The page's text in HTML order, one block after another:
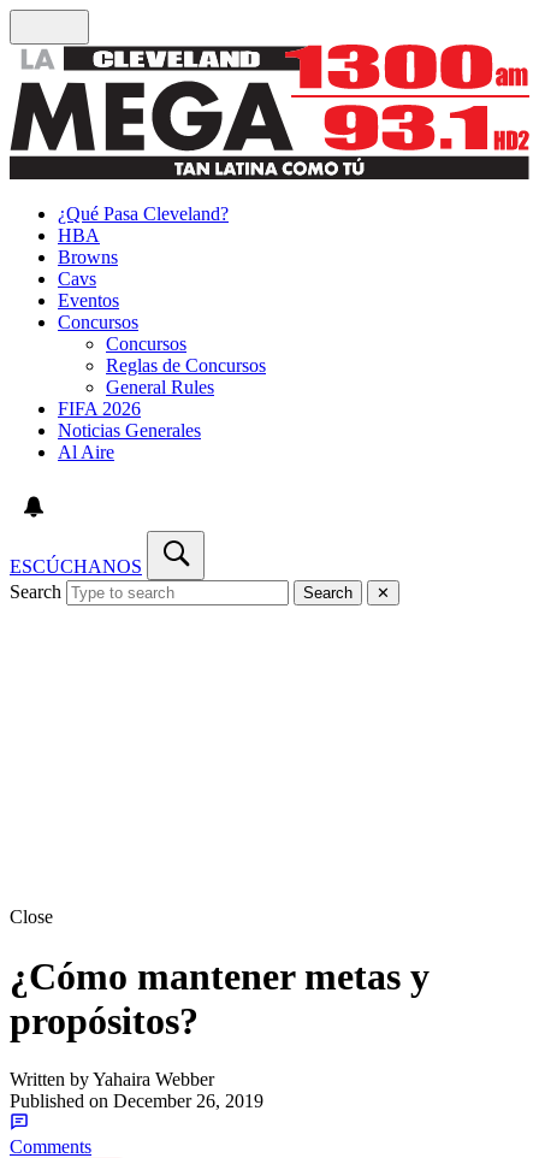
¿Qué Pasa Cleveland?
HBA
Browns
Cavs
Eventos
Concursos
Concursos
Reglas de Concursos
General Rules
FIFA 2026
Noticias Generales
Al Aire
ESCÚCHANOS
Search
Search ✕
Close
¿Cómo mantener metas y
propósitos?
Written byYahaira Webber
Published on December 26, 2019
Comments